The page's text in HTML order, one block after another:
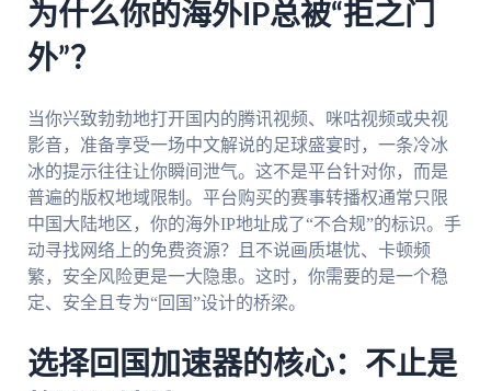
为什么你的海外IP总被“拒之门
外”？
当你兴致勃勃地打开国内的腾讯视频、咪咕视频或央视
影音，准备享受一场中文解说的足球盛宴时，一条冷冰
冰的提示往往让你瞬间泄气。这不是平台针对你，而是
普遍的版权地域限制。平台购买的赛事转播权通常只限
中国大陆地区，你的海外IP地址成了“不合规”的标识。手
动寻找网络上的免费资源？且不说画质堪忧、卡顿频
繁，安全风险更是一大隐患。这时，你需要的是一个稳
定、安全且专为“回国”设计的桥梁。
选择回国加速器的核心：不止是